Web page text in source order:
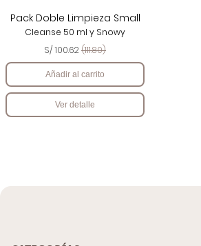
Pack Doble Limpieza Small
Cleanse 50 ml y Snowy
S/ 100.62(111.80)
Añadir al carrito
Ver detalle